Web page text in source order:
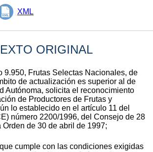
XML
ORIGINAL
9.950, Frutas Selectas Nacionales, de
de actualización es superior al de
Autónoma, solicita el reconocimiento
de Productores de Frutas y
lo establecido en el artículo 11 del
número 2200/1996, del Consejo de 28
Orden de 30 de abril de 1997;
cumple con las condiciones exigidas